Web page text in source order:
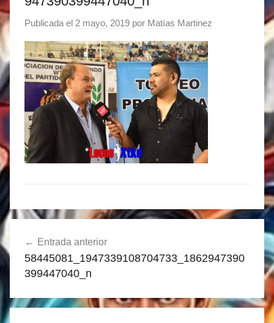
Publicada el 2 mayo, 2019 por Matías Martinez
de
entradas
Entrada anterior
58445081_1947339108704733_1862947390
399447040_n